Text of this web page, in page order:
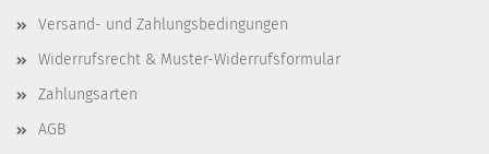
Versand- und Zahlungsbedingungen
Widerrufsrecht & Muster-Widerrufsformular
Zahlungsarten
AGB